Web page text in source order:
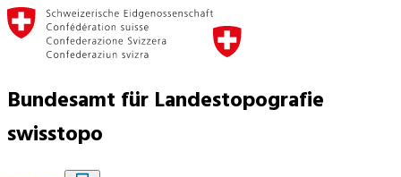
Bundesamt für Landestopografie
swisstopo